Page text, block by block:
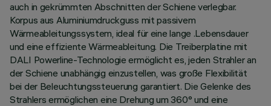
auch in gekrümmten Abschnitten der Schiene verlegbar.
Korpus aus Aluminiumdruckguss mit passivem
Wärmeableitungssystem, ideal für eine lange .Lebensdauer
und eine effiziente Wärmeableitung. Die Treiberplatine mit
DALI Powerline-Technologie ermöglicht es, jeden Strahler an
der Schiene unabhängig einzustellen, was große Flexibilität
bei der Beleuchtungssteuerung garantiert. Die Gelenke des
Strahlers ermöglichen eine Drehung um 360° und eine